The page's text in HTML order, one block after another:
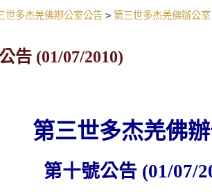
世多杰羌佛辦公室公告 第三世多杰羌佛辦公
告 (01/07/2010)
第三世多杰羌佛
第十號公告 (01/07/